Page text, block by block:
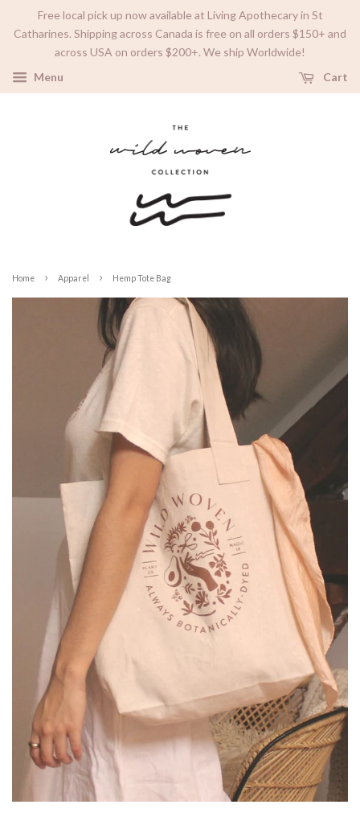
Free local pick up now available at Living Apothecary in St
Catharines. Shipping across Canada is free on all orders $150+ and
across USA on orders $200+. We ship Worldwide!
Menu
Cart
Home › Apparel › Hemp Tote Bag